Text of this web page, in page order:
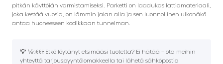
pitkän käyttöiän varmistamiseksi. Parketti on laadukas lattiamateriaali,
joka kestää vuosia, on lämmin jalan alla ja sen luonnollinen ulkonäkö
antaa huoneeseen kodikkaan tunnelman.
💡 Vinkki: Etkö löytänyt etsimääsi tuotetta? Ei hätää – ota meihin
yhteyttä tarjouspyyntölomakkeella tai lähetä sähköpostia